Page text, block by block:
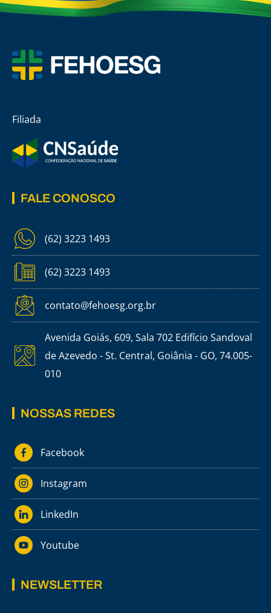
Filiada
FALE CONOSCO
(62) 3223 1493
(62) 3223 1493
contato@fehoesg.org.br
Avenida Goiás, 609, Sala 702 Edifício Sandoval
de Azevedo - St. Central, Goiânia - GO, 74.005-
010
NOSSAS REDES
Facebook
Instagram
LinkedIn
Youtube
NEWSLETTER